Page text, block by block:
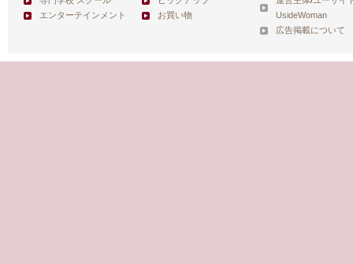
エンターテインメント
お買い物
UsideWoman
広告掲載について